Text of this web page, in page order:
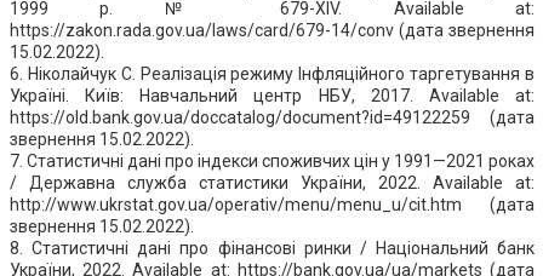
1999 р. № 679-XIV. Available at:
https://zakon.rada.gov.ua/laws/card/679-14/conv (дата звернення
15.02.2022).
6. Ніколайчук С. Реалізація режиму Інфляційного таргетування в
Україні. Київ: Навчальний центр НБУ, 2017. Available at:
https://old.bank.gov.ua/doccatalog/document?id=49122259 (дата
звернення 15.02.2022).
7. Статистичні дані про індекси споживчих цін у 1991—2021 роках
/ Державна служба статистики України, 2022. Available at:
http://www.ukrstat.gov.ua/operativ/menu/menu_u/cit.htm (дата
звернення 15.02.2022).
8. Статистичні дані про фінансові ринки / Національний банк
України, 2022. Available at: https://bank.gov.ua/ua/markets (дата